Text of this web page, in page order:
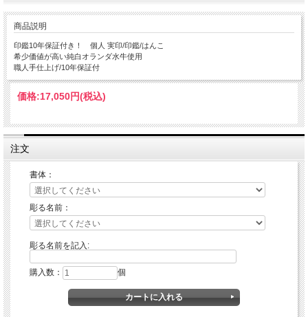
商品説明
印鑑10年保証付き！ 個人 実印/印鑑/はんこ
希少価値が高い純白オランダ水牛使用
職人手仕上げ/10年保証付
価格:17,050円(税込)
注文
書体：
彫る名前：
彫る名前を記入:
購入数： 個